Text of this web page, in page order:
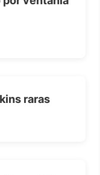
raras